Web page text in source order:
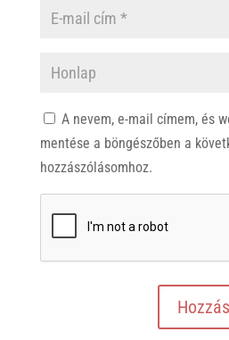
A nevem, e-mail címem, és
mentése a böngészőben a
hozzászólásomhoz.